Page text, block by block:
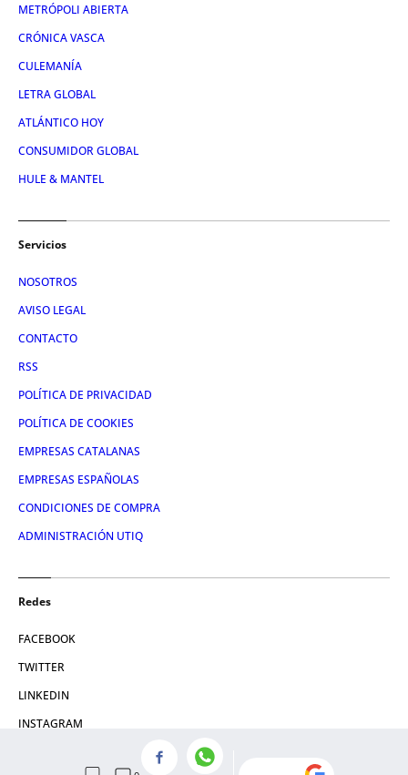
METRÓPOLI ABIERTA
CRÓNICA VASCA
CULEMANÍA
LETRA GLOBAL
ATLÁNTICO HOY
CONSUMIDOR GLOBAL
HULE & MANTEL
Servicios
NOSOTROS
AVISO LEGAL
CONTACTO
RSS
POLÍTICA DE PRIVACIDAD
POLÍTICA DE COOKIES
EMPRESAS CATALANAS
EMPRESAS ESPAÑOLAS
CONDICIONES DE COMPRA
ADMINISTRACIÓN UTIQ
Redes
FACEBOOK
TWITTER
LINKEDIN
INSTAGRAM